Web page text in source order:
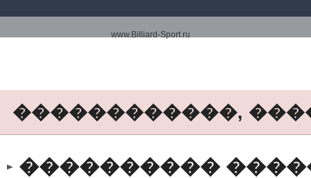
www.Billiard-Sport.ru
������������,
���������� �����